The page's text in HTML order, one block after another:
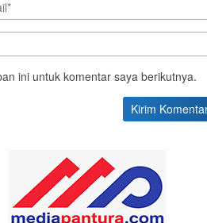
ini untuk komentar saya berikutnya.